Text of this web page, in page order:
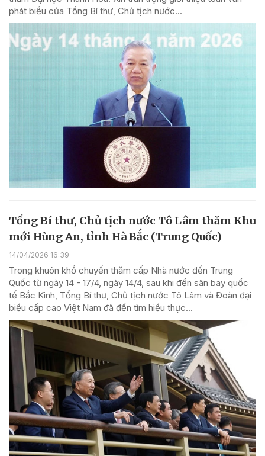
phát biểu của Tổng Bí thư, Chủ tịch nước...
Tổng Bí thư, Chủ tịch nước Tô Lâm thăm Khu
mới Hùng An, tỉnh Hà Bắc (Trung Quốc)
14/04/2026 16:39
Trong khuôn khổ chuyến thăm cấp Nhà nước đến Trung
Quốc từ ngày 14 - 17/4, ngày 14/4, sau khi đến sân bay quốc
tế Bắc Kinh, Tổng Bí thư, Chủ tịch nước Tô Lâm và Đoàn đại
biểu cấp cao Việt Nam đã đến tìm hiểu thực...